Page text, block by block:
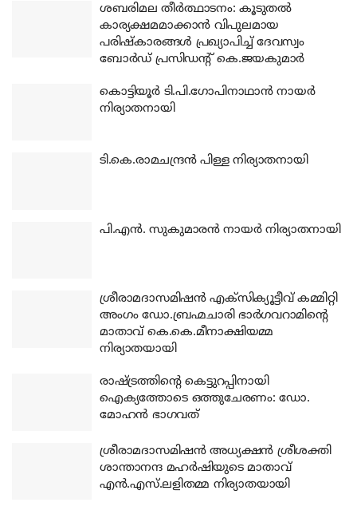
ശബരിമല തീര്‍ത്ഥാടനം: കൂടുതല്‍
കാര്യക്ഷമമാക്കാന്‍ വിപുലമായ
പരിഷ്‌കാരങ്ങള്‍ പ്രഖ്യാപിച്ച് ദേവസ്വം
ബോര്‍ഡ് പ്രസിഡന്റ് കെ.ജയകുമാര്‍
കൊട്ടിയൂര്‍ ടി.പി.ഗോപിനാഥാന്‍ നായര്‍
നിര്യാതനായി
ടി.കെ.രാമചന്ദ്രന്‍ പിള്ള നിര്യാതനായി
പി.എന്‍. സുകുമാരന്‍ നായര്‍ നിര്യാതനായി
ശ്രീരാമദാസമിഷന്‍ എക്‌സിക്യൂട്ടീവ് കമ്മിറ്റി
അംഗം ഡോ.ബ്രഹ്മചാരി ഭാര്‍ഗവറാമിന്റെ
മാതാവ് കെ.കെ.മീനാക്ഷിയമ്മ
നിര്യാതയായി
രാഷ്ട്രത്തിന്റെ കെട്ടുറപ്പിനായി
ഐക്യത്തോടെ ഒത്തുചേരണം: ഡോ.
മോഹന്‍ ഭാഗവത്
ശ്രീരാമദാസമിഷന്‍ അധ്യക്ഷന്‍ ശ്രീശക്തി
ശാന്താനന്ദ മഹര്‍ഷിയുടെ മാതാവ്
എന്‍.എസ്.ലളിതമ്മ നിര്യാതയായി